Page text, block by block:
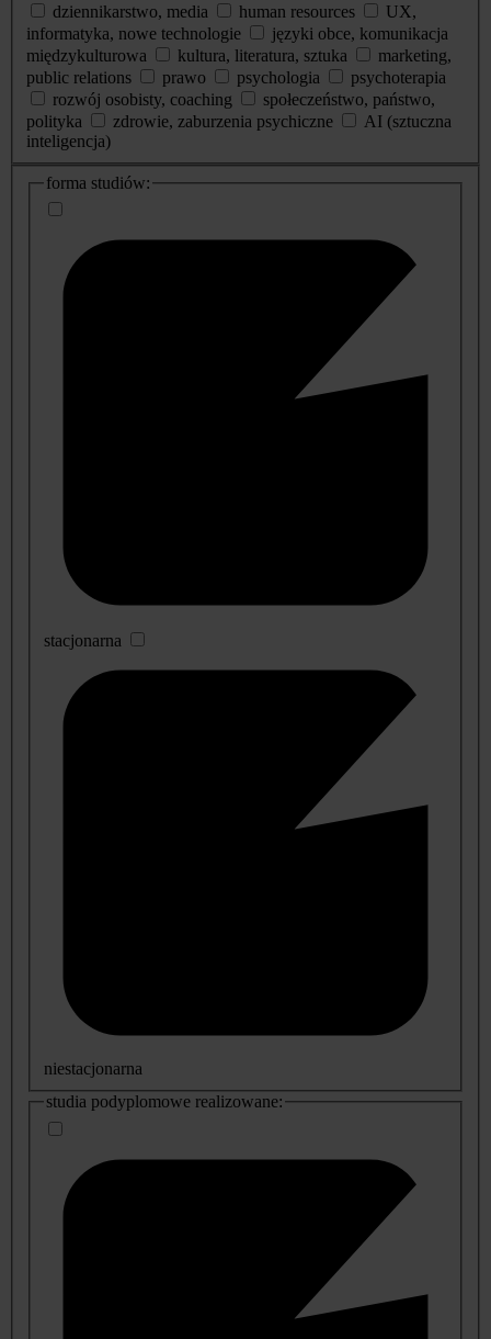
dziennikarstwo, media
human resources
UX,
informatyka, nowe technologie
języki obce, komunikacja
międzykulturowa
kultura, literatura, sztuka
marketing,
public relations
prawo psychologia
psychoterapia
rozwój osobisty, coaching
społeczeństwo, państwo,
polityka
zdrowie, zaburzenia psychiczne
AI (sztuczna
inteligencja)
dodatkowe
informacje
forma studiów:
stacjonarna
niestacjonarna
studia podyplomowe realizowane: